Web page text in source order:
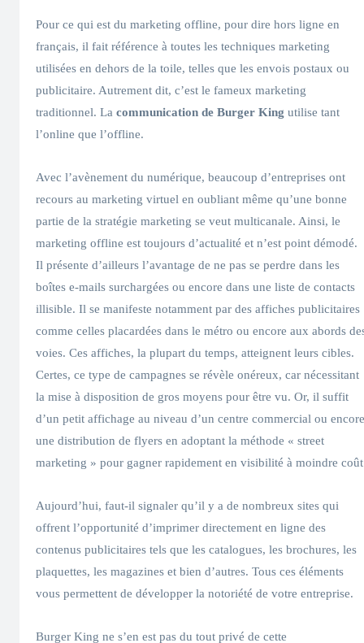
Pour ce qui est du marketing offline, pour dire hors ligne en
français, il fait référence à toutes les techniques marketing
utilisées en dehors de la toile, telles que les envois postaux ou
publicitaire. Autrement dit, c’est le fameux marketing
traditionnel. La communication de Burger King utilise tant
l’online que l’offline.
Avec l’avènement du numérique, beaucoup d’entreprises ont
recours au marketing virtuel en oubliant même qu’une bonne
partie de la stratégie marketing se veut multicanale. Ainsi, le
marketing offline est toujours d’actualité et n’est point démodé.
Il présente d’ailleurs l’avantage de ne pas se perdre dans les
boîtes e-mails surchargées ou encore dans une liste de contacts
illisible. Il se manifeste notamment par des affiches publicitaires
comme celles placardées dans le métro ou encore aux abords
voies. Ces affiches, la plupart du temps, atteignent leurs cibles.
Certes, ce type de campagnes se révèle onéreux, car nécessitant
la mise à disposition de gros moyens pour être vu. Or, il suffit
d’un petit affichage au niveau d’un centre commercial ou encore
une distribution de flyers en adoptant la méthode « street
marketing » pour gagner rapidement en visibilité à moindre
Aujourd’hui, faut-il signaler qu’il y a de nombreux sites qui
offrent l’opportunité d’imprimer directement en ligne des
contenus publicitaires tels que les catalogues, les brochures, les
plaquettes, les magazines et bien d’autres. Tous ces éléments
vous permettent de développer la notoriété de votre entreprise.
Burger King ne s’en est pas du tout privé de cette